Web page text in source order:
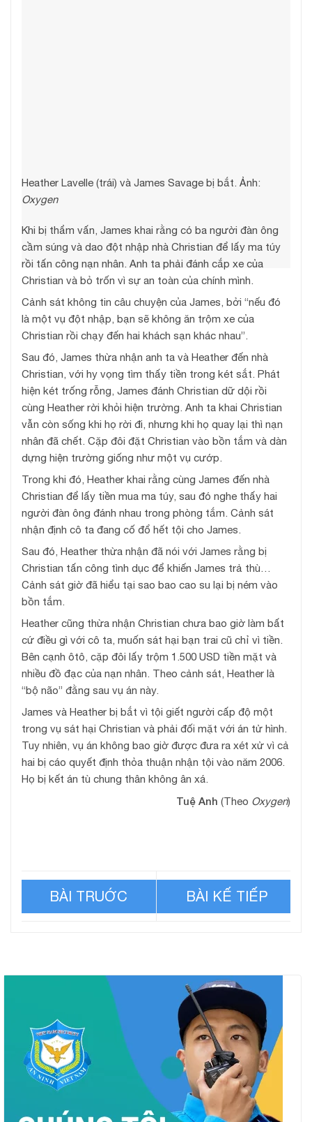
Heather Lavelle (trái) và James Savage bị bắt. Ảnh:
Oxygen
Khi bị thẩm vấn, James khai rằng có ba người đàn ông
cầm súng và dao đột nhập nhà Christian để lấy ma túy
rồi tấn công nạn nhân. Anh ta phải đánh cắp xe của
Christian và bỏ trốn vì sự an toàn của chính mình.
Cảnh sát không tin câu chuyện của James, bởi “nếu đó
là một vụ đột nhập, bạn sẽ không ăn trộm xe của
Christian rồi chạy đến hai khách sạn khác nhau”.
Sau đó, James thừa nhận anh ta và Heather đến nhà
Christian, với hy vọng tìm thấy tiền trong két sắt. Phát
hiện két trống rỗng, James đánh Christian dữ dội rồi
cùng Heather rời khỏi hiện trường. Anh ta khai Christian
vẫn còn sống khi họ rời đi, nhưng khi họ quay lại thì nạn
nhân đã chết. Cặp đôi đặt Christian vào bồn tắm và dàn
dựng hiện trường giống như một vụ cướp.
Trong khi đó, Heather khai rằng cùng James đến nhà
Christian để lấy tiền mua ma túy, sau đó nghe thấy hai
người đàn ông đánh nhau trong phòng tắm. Cảnh sát
nhận định cô ta đang cố đổ hết tội cho James.
Sau đó, Heather thừa nhận đã nói với James rằng bị
Christian tấn công tình dục để khiến James trả thù…
Cảnh sát giờ đã hiểu tại sao bao cao su lại bị ném vào
bồn tắm.
Heather cũng thừa nhận Christian chưa bao giờ làm bất
cứ điều gì với cô ta, muốn sát hại bạn trai cũ chỉ vì tiền.
Bên cạnh ôtô, cặp đôi lấy trộm 1.500 USD tiền mặt và
nhiều đồ đạc của nạn nhân. Theo cảnh sát, Heather là
“bộ não” đằng sau vụ án này.
James và Heather bị bắt vì tội giết người cấp độ một
trong vụ sát hại Christian và phải đối mặt với án tử hình.
Tuy nhiên, vụ án không bao giờ được đưa ra xét xử vì cả
hai bị cáo quyết định thỏa thuận nhận tội vào năm 2006.
Họ bị kết án tù chung thân không ân xá.
Tuệ Anh (Theo Oxygen)